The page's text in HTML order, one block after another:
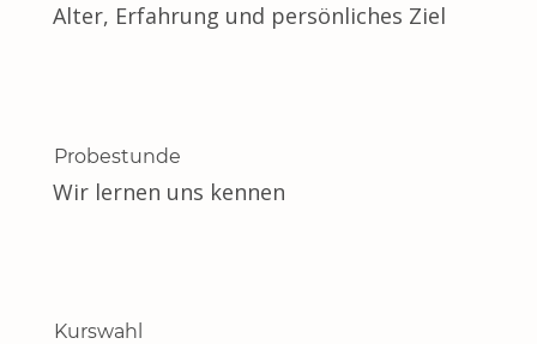
Alter, Erfahrung und persönliches Ziel
Probestunde
Wir lernen uns kennen
Kurswahl